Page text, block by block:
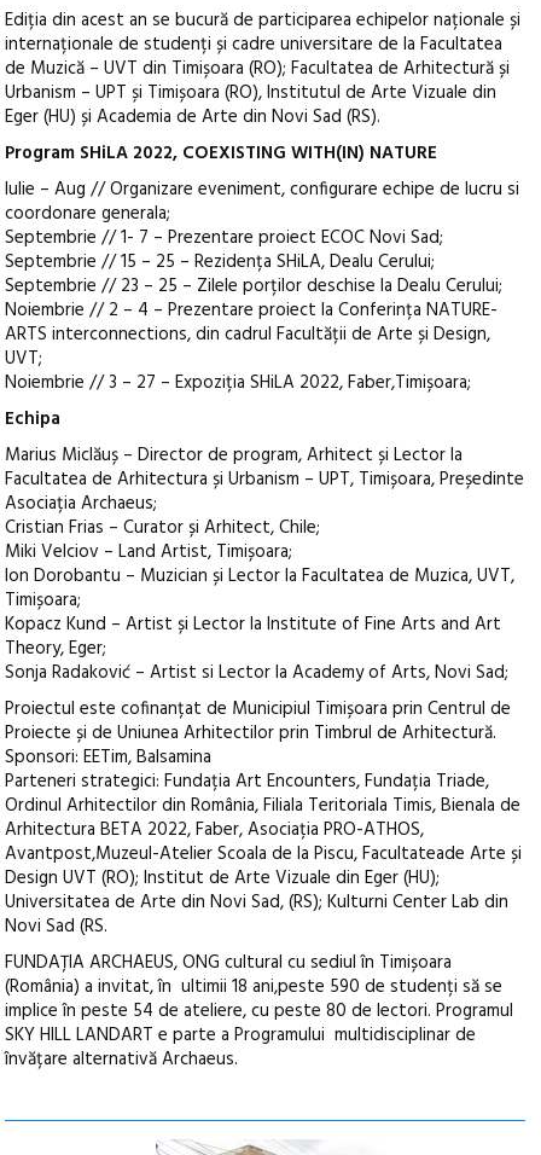
Ediția din acest an se bucură de participarea echipelor naționale și
internaționale de studenți și cadre universitare de la Facultatea
de Muzică – UVT din Timișoara (RO); Facultatea de Arhitectură și
Urbanism – UPT și Timișoara (RO), Institutul de Arte Vizuale din
Eger (HU) și Academia de Arte din Novi Sad (RS).
Program SHiLA 2022, COEXISTING WITH(IN) NATURE
Iulie – Aug // Organizare eveniment, configurare echipe de lucru si
coordonare generala;
Septembrie // 1- 7 – Prezentare proiect ECOC Novi Sad;
Septembrie // 15 – 25 – Rezidența SHiLA, Dealu Cerului;
Septembrie // 23 – 25 – Zilele porților deschise la Dealu Cerului;
Noiembrie // 2 – 4 – Prezentare proiect la Conferința NATURE-
ARTS interconnections, din cadrul Facultății de Arte și Design,
UVT;
Noiembrie // 3 – 27 – Expoziția SHiLA 2022, Faber,Timișoara;
Echipa
Marius Miclăuș – Director de program, Arhitect și Lector la
Facultatea de Arhitectura și Urbanism – UPT, Timișoara, Președinte
Asociația Archaeus;
Cristian Frias – Curator și Arhitect, Chile;
Miki Velciov – Land Artist, Timișoara;
Ion Dorobantu – Muzician și Lector la Facultatea de Muzica, UVT,
Timișoara;
Kopacz Kund – Artist și Lector la Institute of Fine Arts and Art
Theory, Eger;
Sonja Radaković – Artist si Lector la Academy of Arts, Novi Sad;
Proiectul este cofinanțat de Municipiul Timișoara prin Centrul de
Proiecte și de Uniunea Arhitectilor prin Timbrul de Arhitectură.
Sponsori: EETim, Balsamina
Parteneri strategici: Fundația Art Encounters, Fundația Triade,
Ordinul Arhitectilor din România, Filiala Teritoriala Timis, Bienala de
Arhitectura BETA 2022, Faber, Asociația PRO-ATHOS,
Avantpost,Muzeul-Atelier Scoala de la Piscu, Facultateade Arte și
Design UVT (RO); Institut de Arte Vizuale din Eger (HU);
Universitatea de Arte din Novi Sad, (RS); Kulturni Center Lab din
Novi Sad (RS.
FUNDAȚIA ARCHAEUS, ONG cultural cu sediul în Timișoara
(România) a invitat, în ultimii 18 ani,peste 590 de studenți să se
implice în peste 54 de ateliere, cu peste 80 de lectori. Programul
SKY HILL LANDART e parte a Programului multidisciplinar de
învățare alternativă Archaeus.